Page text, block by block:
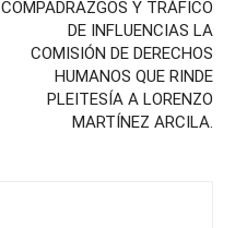
COMPADRAZGOS Y TRÁFICO
DE INFLUENCIAS LA
COMISIÓN DE DERECHOS
HUMANOS QUE RINDE
PLEITESÍA A LORENZO
MARTÍNEZ ARCILA.